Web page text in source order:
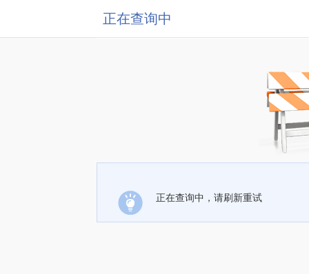
正在查询中
正在查询中，请刷新重试